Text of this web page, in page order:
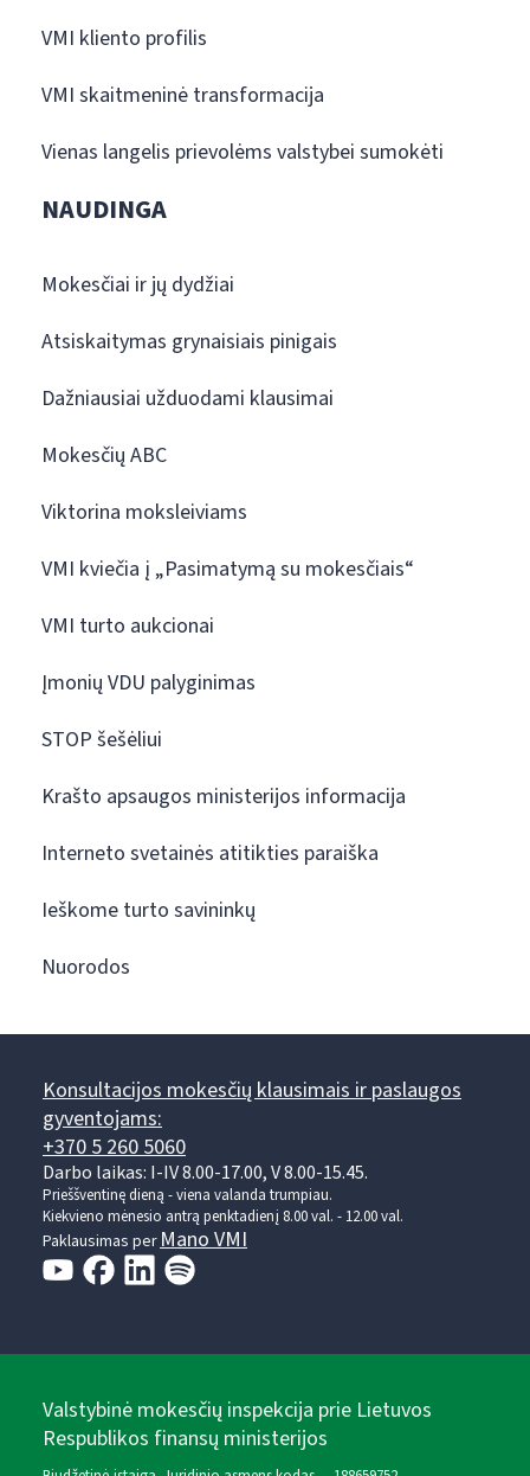
VMI kliento profilis
VMI skaitmeninė transformacija
Vienas langelis prievolėms valstybei sumokėti
NAUDINGA
Mokesčiai ir jų dydžiai
Atsiskaitymas grynaisiais pinigais
Dažniausiai užduodami klausimai
Mokesčių ABC
Viktorina moksleiviams
VMI kviečia į „Pasimatymą su mokesčiais“
VMI turto aukcionai
Įmonių VDU palyginimas
STOP šešėliui
Krašto apsaugos ministerijos informacija
Interneto svetainės atitikties paraiška
Ieškome turto savininkų
Nuorodos
Konsultacijos mokesčių klausimais ir paslaugos
gyventojams:
+370 5 260 5060
Darbo laikas: I-IV 8.00-17.00, V 8.00-15.45.
Prieššventinę dieną - viena valanda trumpiau.
Kiekvieno mėnesio antrą penktadienį 8.00 val. - 12.00 val.
Paklausimas perMano VMI
Valstybinė mokesčių inspekcija prie Lietuvos
Respublikos finansų ministerijos